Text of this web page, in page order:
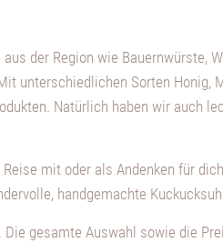
der Region wie Bauernwürste,
unterschiedlichen Sorten Honig,
Natürlich haben wir auch
mit oder als Andenken für
handgemachte
gesamte Auswahl sowie die